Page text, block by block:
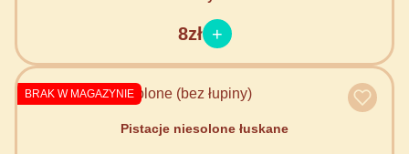
8zł
BRAK W MAGAZYNIE
Pistacje niesolone łuskane